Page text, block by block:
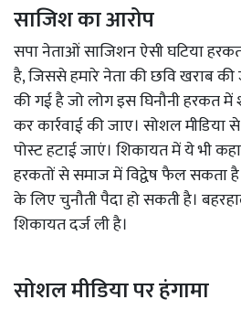
साजिश का आरोप
सपा नेताओं साजिशन ऐसी घटिया
है, जिससे हमारे नेता की छवि खराब
की गई है जो लोग इस घिनौनी हरकत
कर कार्रवाई की जाए। सोशल मीडिया
पोस्ट हटाई जाएं। शिकायत में ये भी
हरकतों से समाज में विद्वेष फैल सकता
के लिए चुनौती पैदा हो सकती है।
शिकायत दर्ज ली है।
सोशल मीडिया पर हंगामा